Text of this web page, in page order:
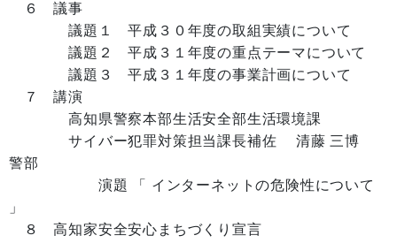
６ 議事
議題１ 平成３０年度の取組実績について
議題２ 平成３１年度の重点テーマについて
議題３ 平成３１年度の事業計画について
７ 講演
高知県警察本部生活安全部生活環境課
サイバー犯罪対策担当課長補佐 清藤 三博
警部
演題 「 インターネットの危険性について
」
８ 高知家安全安心まちづくり宣言